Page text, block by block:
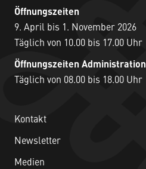
Öffnungszeiten
9. April bis 1. November 2026
Täglich von 10.00 bis 17.00 Uhr
Öffnungszeiten Administration
Täglich von 08.00 bis 18.00 Uhr
Kontakt
Newsletter
Medien